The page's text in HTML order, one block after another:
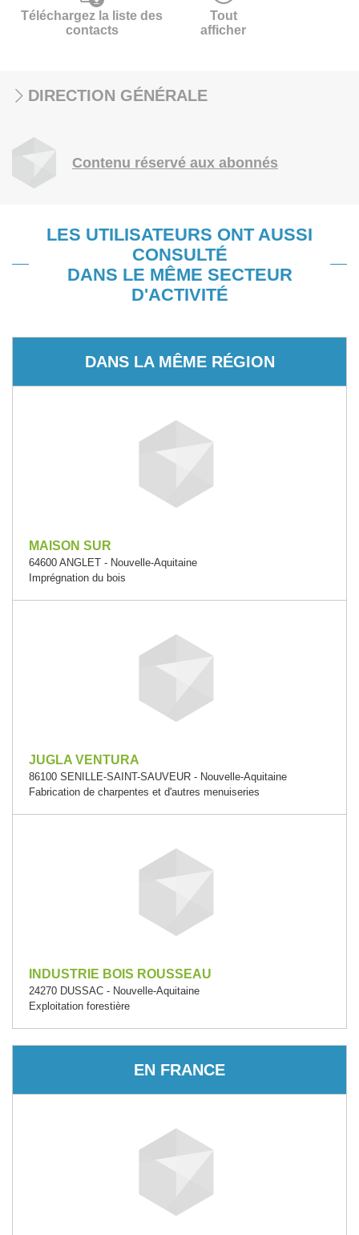
Téléchargez la liste des
contacts
Tout
afficher
DIRECTION GÉNÉRALE
Contenu réservé aux abonnés
LES UTILISATEURS ONT AUSSI
CONSULTÉ
DANS LE MÊME SECTEUR
D'ACTIVITÉ
DANS LA MÊME RÉGION
MAISON SUR
64600 ANGLET - Nouvelle-Aquitaine
Imprégnation du bois
JUGLA VENTURA
86100 SENILLE-SAINT-SAUVEUR - Nouvelle-Aquitaine
Fabrication de charpentes et d'autres menuiseries
INDUSTRIE BOIS ROUSSEAU
24270 DUSSAC - Nouvelle-Aquitaine
Exploitation forestière
EN FRANCE